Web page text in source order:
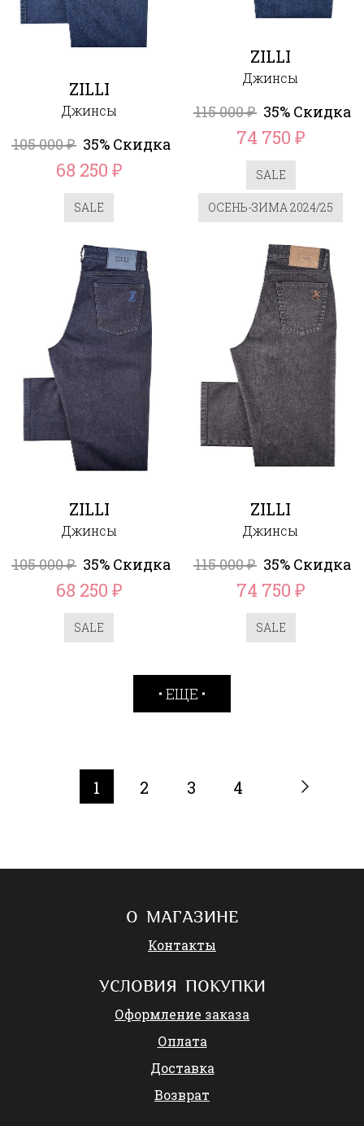
ZILLI
Джинсы
105 000₽ 35% Скидка
68 250 ₽
SALE
ZILLI
Джинсы
115 000₽ 35% Скидка
74 750 ₽
SALE
ОСЕНЬ-ЗИМА 2024/25
ZILLI
Джинсы
105 000₽ 35% Скидка
68 250 ₽
SALE
ZILLI
Джинсы
115 000₽ 35% Скидка
74 750 ₽
SALE
ЕЩЕ
1 2 3 4
О МАГАЗИНЕ
Контакты
УСЛОВИЯ ПОКУПКИ
Оформление заказа
Оплата
Доставка
Возврат